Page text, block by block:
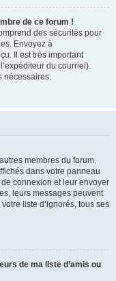
de ce forum !
des sécurités pour
Envoyez à
Il est très important
du courriel).
nécessaires.
membres du forum.
dans votre panneau
connexion et leur envoyer
leurs messages peuvent
liste d’ignorés, tous ses
de ma liste d’amis ou